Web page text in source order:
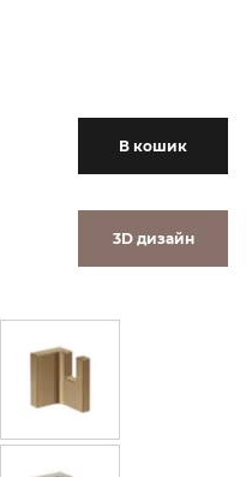
В кошик
3D дизайн